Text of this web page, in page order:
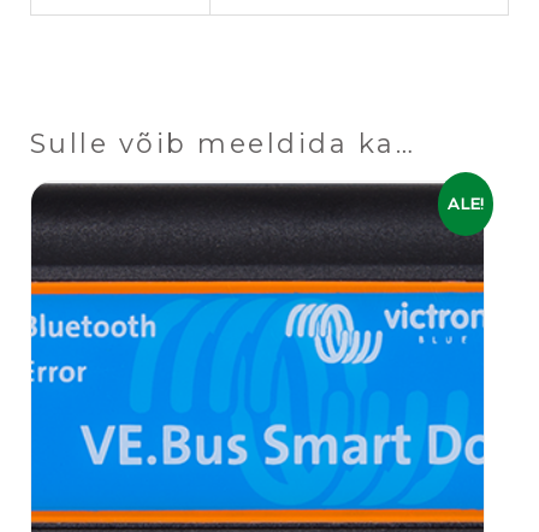
Sulle võib meeldida ka…
ALE!
Algne
hind
oli:
Praegune
on:
99,00 €.